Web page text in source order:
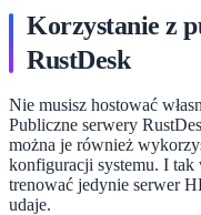
Korzystanie z
RustDesk
Nie musisz hostować
Publiczne serwery
można je również
konfiguracji systemu. I
trenować jedynie serwer
udaje.